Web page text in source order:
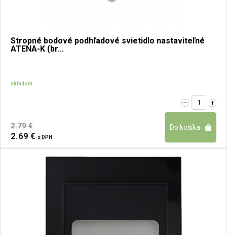
Stropné bodové podhľadové svietidlo nastaviteľné
ATENA-K (br...
skladom
2.79 €
2.69 € s DPH